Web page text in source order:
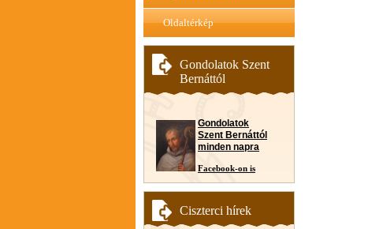
Oldaltérkép
Gondolatok Szent
Bernáttól
Gondolatok
Szent Bernáttól
minden napra
Facebook-on is
Ciszterci hírek